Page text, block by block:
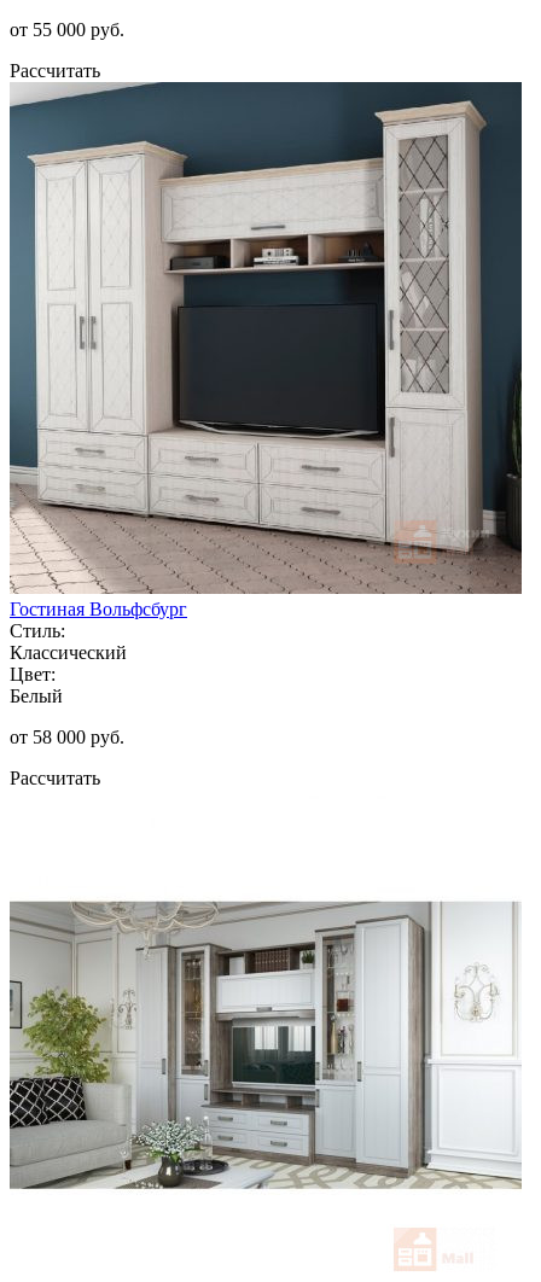
от 55 000 руб.
Рассчитать
Гостиная Вольфсбург
Стиль:
Классический
Цвет:
Белый
от 58 000 руб.
Рассчитать